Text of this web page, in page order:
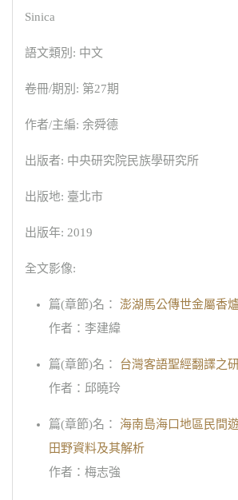
Sinica
語文類別: 中文
卷冊/期別: 第27期
作者/主編: 余舜德
出版者: 中央研究院民族學研究所
出版地: 臺北市
出版年: 2019
全文影像:
篇(章節)名：
澎湖馬公傳世金屬香
作者：李建緯
篇(章節)名：
台灣客語聖經翻譯之
作者：邱曉玲
篇(章節)名：
海南島海口地區民間
田野資料及其解析
作者：梅志強